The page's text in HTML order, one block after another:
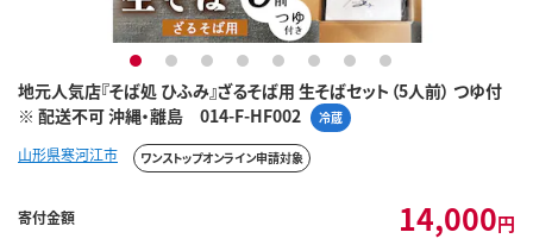
地元人気店『そば処 ひふみ』ざるそば用 生そばセット（5人前） つゆ付
※ 配送不可 沖縄・離島 014-F-HF002
冷蔵
1 2 3 4 5 6 7 8
山形県寒河江市 ワンストップオンライン申請対象
寄付金額 14,000円